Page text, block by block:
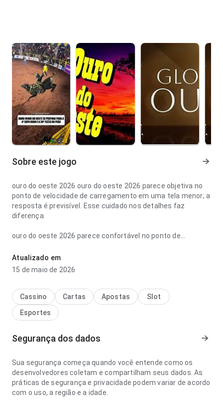
Sobre este jogo
ouro do oeste 2026 ouro do oeste 2026 parece objetiva no
ponto de velocidade de carregamento em uma tela menor; a
resposta é previsível. Esse cuidado nos detalhes faz
diferença.
ouro do oeste 2026 parece confortável no ponto de
página parece completa sem ficar pesada. Isso passa mais
confiança ao usuário.
Atualizado em
15 de maio de 2026
Cassino Cartas Apostas
Slot
Esportes
Segurança dos dados
Sua segurança começa quando você entende como os
desenvolvedores coletam e compartilham seus dados. As
práticas de segurança e privacidade podem variar de acordo
com o uso, a região e a idade.